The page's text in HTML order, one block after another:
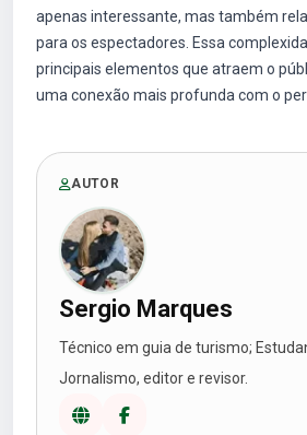
apenas interessante, mas também
para os espectadores. Essa
principais elementos que atraem o
uma conexão mais profunda com o
AUTOR
Sergio Marques
Técnico em guia de turismo;
Jornalismo, editor e revisor.